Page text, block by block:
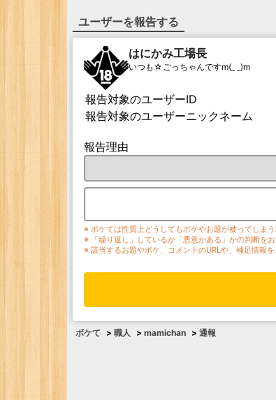
ユーザーを報告する
はにかみ工場長
いつも☆ごっちゃんですm(_ _)m
報告対象のユーザーID
報告対象のユーザーニックネーム
報告理由
※ ボケては性質上どうしてもボケやお題が被ってしまう
※ 「繰り返し」しているか「悪意がある」かの判断をお
※ 該当するお題やボケ、コメントのURLや、補足情報を
ボケて > 職人 > mamichan > 通報